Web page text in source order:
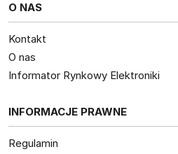
O NAS
Kontakt
O nas
Informator Rynkowy Elektroniki
INFORMACJE PRAWNE
Regulamin